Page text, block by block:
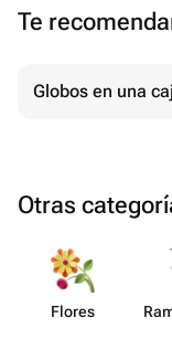
Te
Globos en una
Otras
Flores